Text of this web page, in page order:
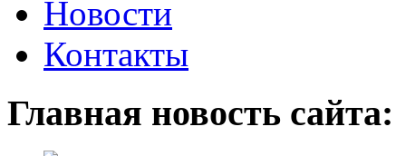
Новости
Контакты
Главная новость сайта: